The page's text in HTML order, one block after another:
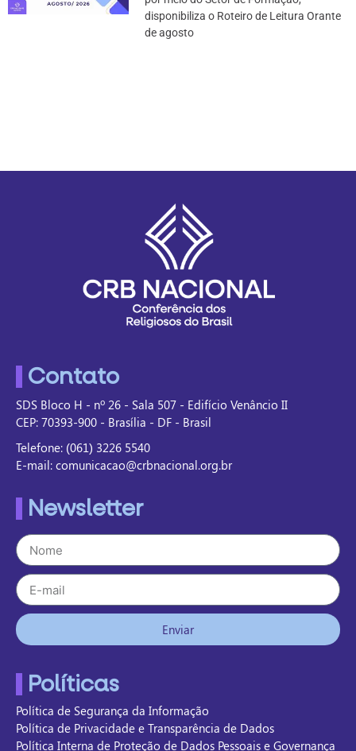
disponibiliza o Roteiro de Leitura Orante
de agosto
Contato
SDS Bloco H - nº 26 - Sala 507 - Edifício Venâncio II
CEP: 70393-900 - Brasília - DF - Brasil
Telefone: (061) 3226 5540
E-mail: comunicacao@crbnacional.org.br
Newsletter
Enviar
Políticas
Política de Segurança da Informação
Política de Privacidade e Transparência de Dados
Política Interna de Proteção de Dados Pessoais e Governança